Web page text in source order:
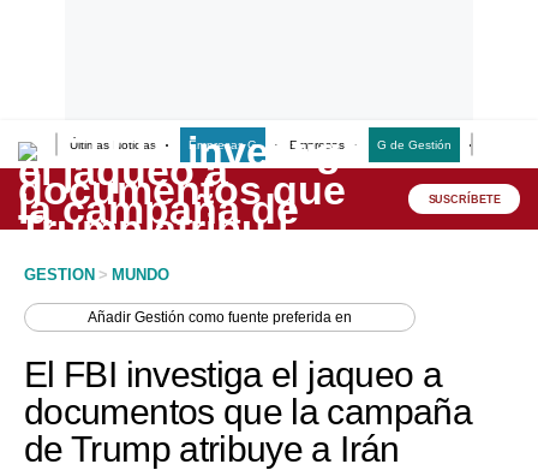
Últimas Noticias Empresas G Empresas G de Gestión
Lo último
Peru Quiosco
Economía
Mercados
SUSCRÍBETE
GESTION > MUNDO
AñadirGestión como fuente preferida en
El FBI investiga el jaqueo a
documentos que la campaña
de Trump atribuye a Irán